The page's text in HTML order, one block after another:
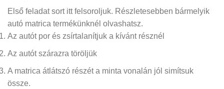
Első feladat sort itt felsoroljuk. Részletesebben bármelyik
autó matrica termékünknél olvashatsz.
Az autót por és zsírtalanítjuk a kívánt résznél
Az autót szárazra töröljük
A matrica átlátszó részét a minta vonalán jól simítsuk
össze.